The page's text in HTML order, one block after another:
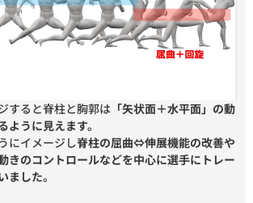
すると脊柱と胸郭は 「矢状面＋水平面」の動
ように見えます。
にイメージし脊柱の屈曲⇔伸展機能の改善や
きのコントロールなどを中心に選手にトレー
ました。